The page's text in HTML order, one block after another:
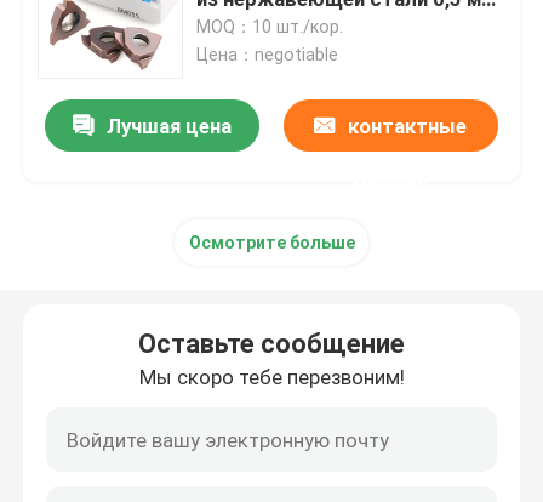
Токарные твердосплавные пластины
Вставки карбида Cnc
Твердосплавная концевая фреза со сферическим
Концевая фреза с угловым радиусом
Тгф32р вырезание слота
стороны
MOQ：10 шт./кор.
Цена：negotiable
Лучшая цена контактные
Осмотрите больше
Оставьте сообщение
Мы скоро тебе перезвоним!